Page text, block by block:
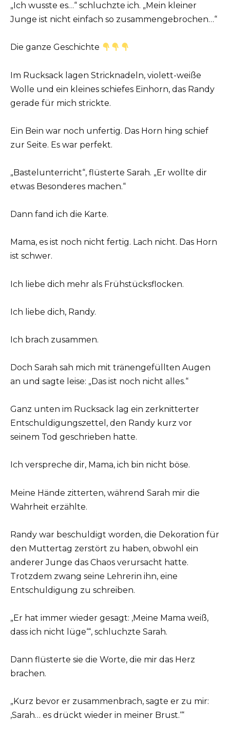
„Ich wusste es…“ schluchzte ich. „Mein kleiner
Junge ist nicht einfach so zusammengebrochen…“
Die ganze Geschichte
Im Rucksack lagen Stricknadeln, violett-weiße
Wolle und ein kleines schiefes Einhorn, das Randy
gerade für mich strickte.
Ein Bein war noch unfertig. Das Horn hing schief
zur Seite. Es war perfekt.
„Bastelunterricht“, flüsterte Sarah. „Er wollte dir
etwas Besonderes machen.“
Dann fand ich die Karte.
Mama, es ist noch nicht fertig. Lach nicht. Das Horn
ist schwer.
Ich liebe dich mehr als Frühstücksflocken.
Ich liebe dich, Randy.
Ich brach zusammen.
Doch Sarah sah mich mit tränengefüllten Augen
an und sagte leise: „Das ist noch nicht alles.“
Ganz unten im Rucksack lag ein zerknitterter
Entschuldigungszettel, den Randy kurz vor
seinem Tod geschrieben hatte.
Ich verspreche dir, Mama, ich bin nicht böse.
Meine Hände zitterten, während Sarah mir die
Wahrheit erzählte.
Randy war beschuldigt worden, die Dekoration für
den Muttertag zerstört zu haben, obwohl ein
anderer Junge das Chaos verursacht hatte.
Trotzdem zwang seine Lehrerin ihn, eine
Entschuldigung zu schreiben.
„Er hat immer wieder gesagt: ‚Meine Mama weiß,
dass ich nicht lüge‘“, schluchzte Sarah.
Dann flüsterte sie die Worte, die mir das Herz
brachen.
„Kurz bevor er zusammenbrach, sagte er zu mir:
‚Sarah… es drückt wieder in meiner Brust.‘“